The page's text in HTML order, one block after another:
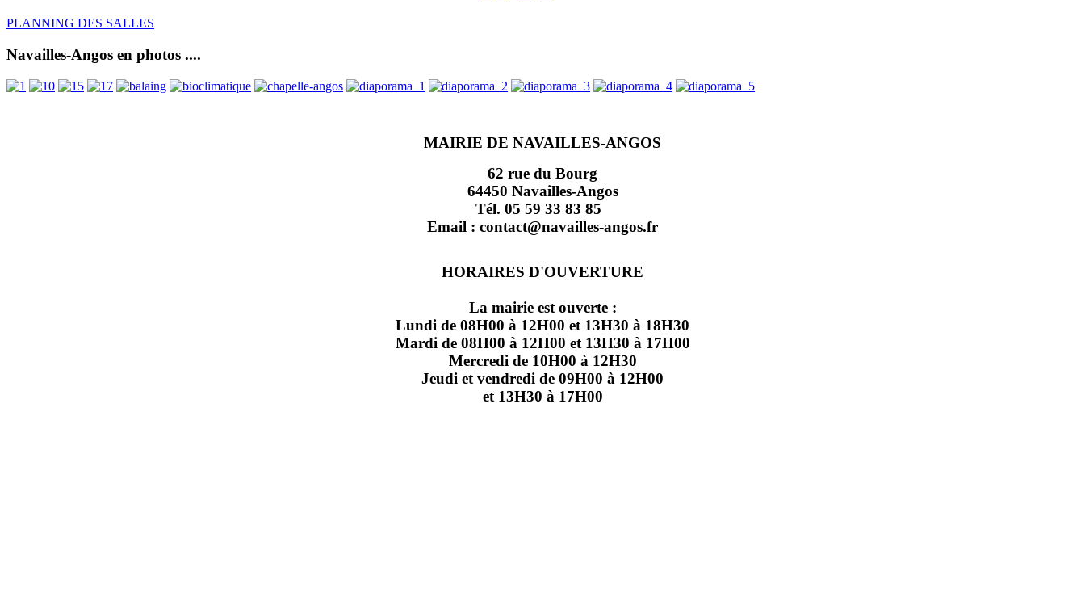
PLANNING DES SALLES
Navailles-Angos en photos ....
MAIRIE DE NAVAILLES-ANGOS
62 rue du Bourg
64450 Navailles-Angos
Tél. 05 59 33 83 85
Email : contact@navailles-angos.fr
HORAIRES D'OUVERTURE
La mairie est ouverte :
Lundi de 08H00 à 12H00 et 13H30 à 18H30
Mardi de 08H00 à 12H00 et 13H30 à 17H00
Mercredi de 10H00 à 12H30
Jeudi et vendredi de 09H00 à 12H00
et 13H30 à 17H00